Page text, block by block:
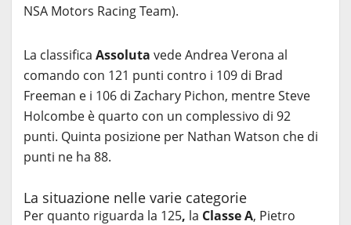
NSA Motors Racing Team).
La classifica Assoluta vede Andrea Verona al
comando con 121 punti contro i 109 di Brad
Freeman e i 106 di Zachary Pichon, mentre Steve
Holcombe è quarto con un complessivo di 92
punti. Quinta posizione per Nathan Watson che di
punti ne ha 88.
La situazione nelle varie categorie
Per quanto riguarda la 125, la Classe A, Pietro